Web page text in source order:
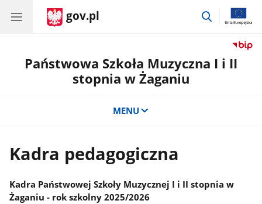
gov.pl
przejdź
Państwowa Szkoła Muzyczna I i II
stopnia w Żaganiu
MENU
Kadra pedagogiczna
Kadra Państwowej Szkoły Muzycznej I i II stopnia w
Żaganiu - rok szkolny 2025/2026